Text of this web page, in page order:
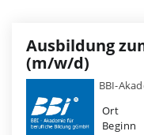
Ausbildung
(m/w/d)
BBI-
Ort
Beginn